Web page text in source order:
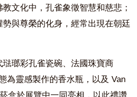
文化中，孔雀象徵智慧和慈悲；
與尊榮的化身，經常出現在朝廷
瑯彩孔雀瓷碗、法國珠寶商
為靈感製作的香水瓶，以及 Van